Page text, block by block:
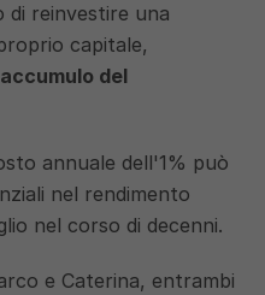
di reinvestire una
capitale,
accumulo del
annuale dell'1% può
nel rendimento
nel corso di decenni.
e Caterina, entrambi